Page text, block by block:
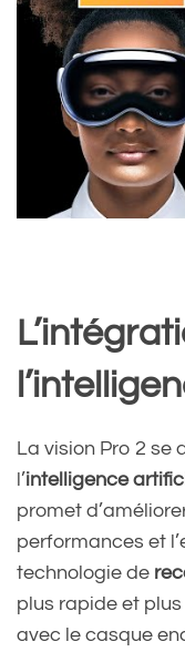
La vision Pro 2 se
l’intelligence
promet
performances et
technologie de
plus rapide et
avec le casque